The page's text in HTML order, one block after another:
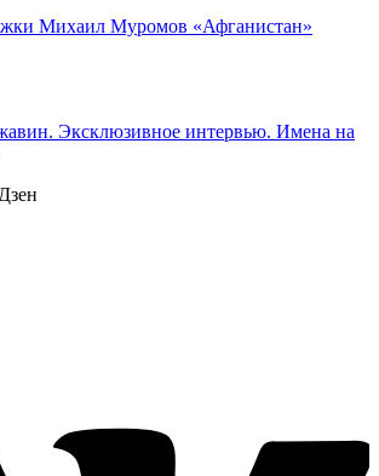
Михаил Муромов «Афганистан»
Эксклюзивное интервью. Имена на